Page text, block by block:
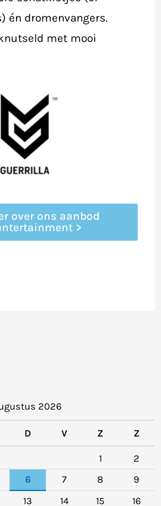
2026
D V Z Z
1
2
6 7 8
9
13 14 15
16
én dromenvangers.
met mooi
over ons aanbod
>